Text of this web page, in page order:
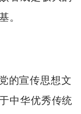
。
的宣传思想文
中华优秀传统